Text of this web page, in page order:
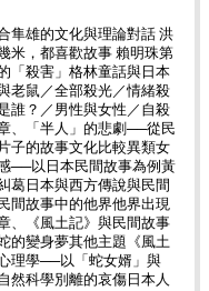
隼雄的文化與理論對話 洪
米，都喜歡故事 賴明珠第
「殺害」格林童話與日本
老鼠／全部殺光／情緒殺
誰？／男性與女性／自殺
、「半人」的悲劇──從民
子的故事文化比較異類女
──以日本民間故事為例黃
葛日本與西方傳說與民間
間故事中的他界他界出現
、《風土記》與民間故事
的變身夢其他主題《風土
理學──以「蛇女婿」與
然科學別離的哀傷日本人